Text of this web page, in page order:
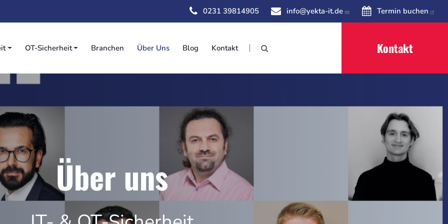
0231 39814905 info@yekta-it.de Termin buchen
OT-Sicherheit Branchen Über Uns Blog Kontakt Kontakt
Über uns